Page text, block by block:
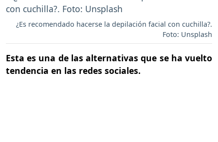
¿Es recomendado hacerse la depilación facial con cuchilla?.
Foto: Unsplash
Esta es una de las alternativas que se ha vuelto
tendencia en las redes sociales.